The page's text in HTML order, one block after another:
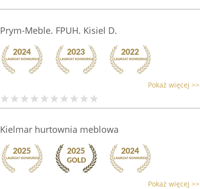
Prym-Meble. FPUH. Kisiel D.
Pokaż więcej >>
Kielmar hurtownia meblowa
Pokaż więcej >>